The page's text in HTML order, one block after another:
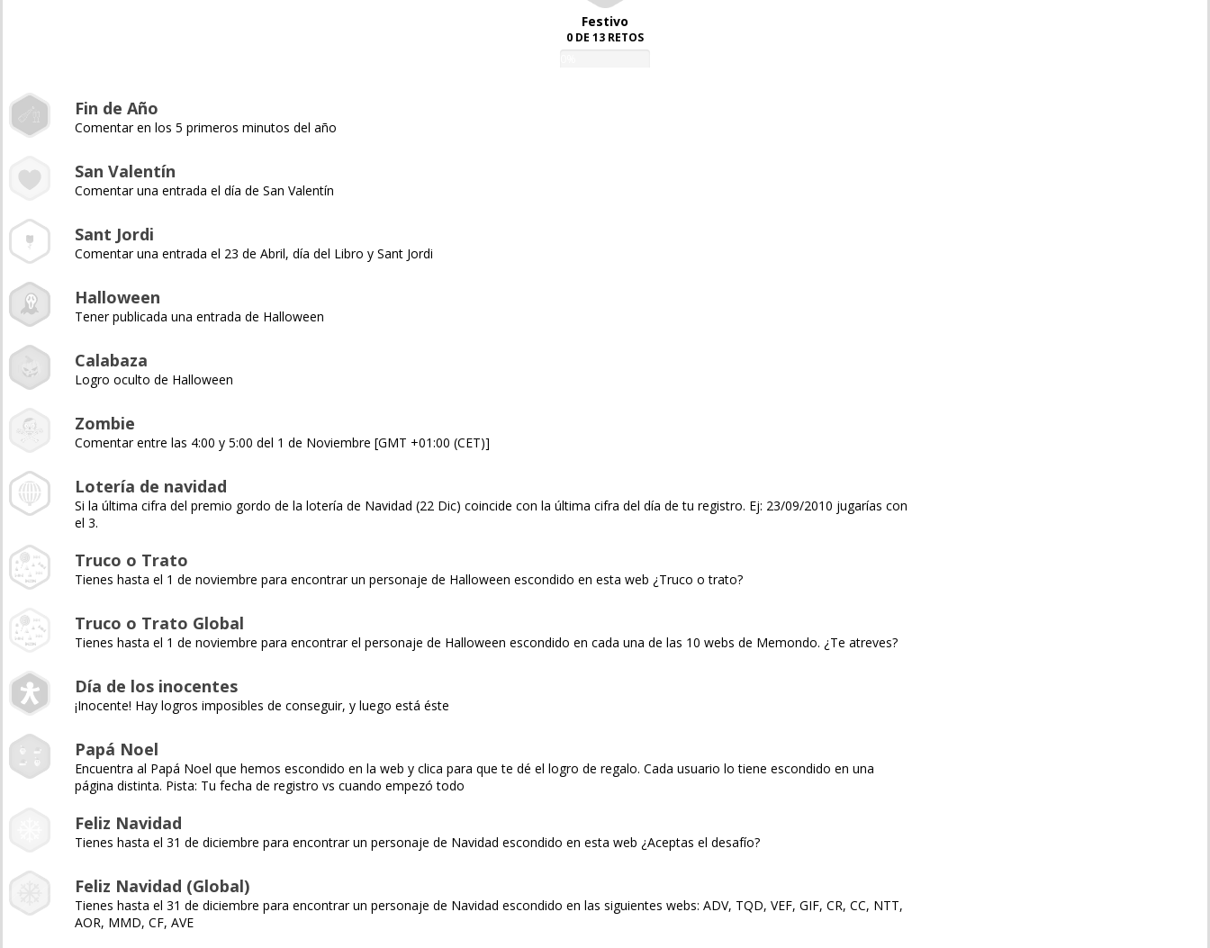
Festivo
0 DE 13 RETOS
Fin de Año
Comentar en los 5 primeros minutos del año
San Valentín
Comentar una entrada el día de San Valentín
Sant Jordi
Comentar una entrada el 23 de Abril, día del Libro y Sant Jordi
Halloween
Tener publicada una entrada de Halloween
Calabaza
Logro oculto de Halloween
Zombie
Comentar entre las 4:00 y 5:00 del 1 de Noviembre [GMT +01:00 (CET)]
Lotería de navidad
Si la última cifra del premio gordo de la lotería de Navidad (22 Dic) coincide con la última cifra del día de tu registro. Ej: 23/09/2010 jugarías con
el 3.
Truco o Trato
Tienes hasta el 1 de noviembre para encontrar un personaje de Halloween escondido en esta web ¿Truco o trato?
Truco o Trato Global
Tienes hasta el 1 de noviembre para encontrar el personaje de Halloween escondido en cada una de las 10 webs de Memondo. ¿Te atreves?
Día de los inocentes
¡Inocente! Hay logros imposibles de conseguir, y luego está éste
Papá Noel
Encuentra al Papá Noel que hemos escondido en la web y clica para que te dé el logro de regalo. Cada usuario lo tiene escondido en una
página distinta. Pista: Tu fecha de registro vs cuando empezó todo
Feliz Navidad
Tienes hasta el 31 de diciembre para encontrar un personaje de Navidad escondido en esta web ¿Aceptas el desafío?
Feliz Navidad (Global)
Tienes hasta el 31 de diciembre para encontrar un personaje de Navidad escondido en las siguientes webs: ADV, TQD, VEF, GIF, CR, CC, NTT,
AOR, MMD, CF, AVE